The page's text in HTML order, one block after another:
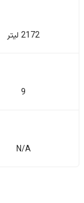
2172 لیتر
9
N/A